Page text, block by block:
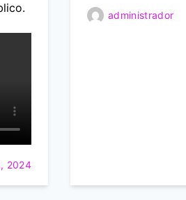
2024
administrador